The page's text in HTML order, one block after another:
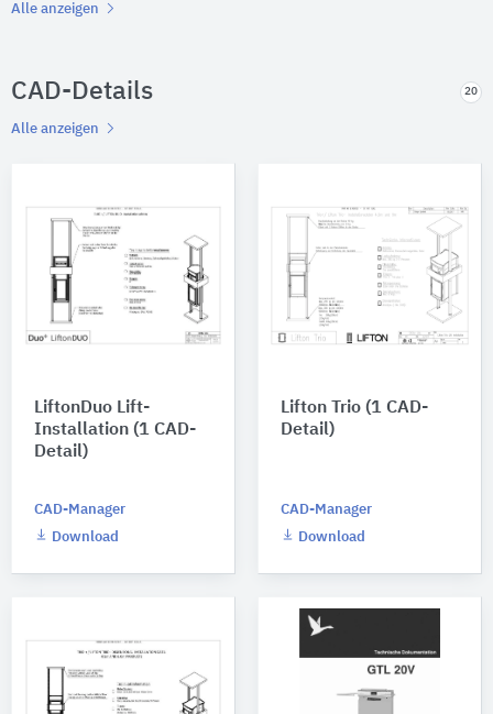
Alle anzeigen
CAD-Details 20
Alle anzeigen
LiftonDuo Lift-
Installation (1 CAD-
Detail)
CAD-Manager
Download
Lifton Trio (1 CAD-
Detail)
CAD-Manager
Download